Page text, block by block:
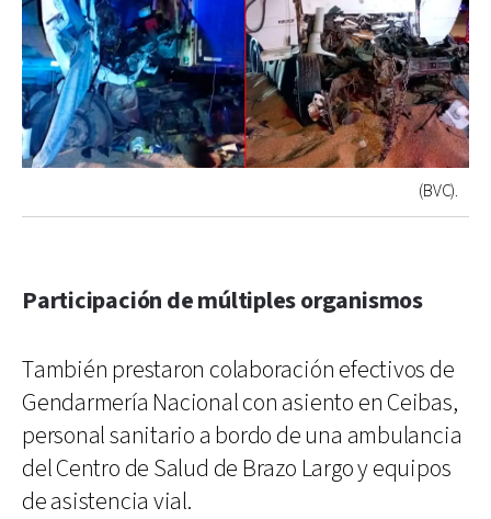
(BVC).
Participación de múltiples organismos
También prestaron colaboración efectivos de
Gendarmería Nacional con asiento en Ceibas,
personal sanitario a bordo de una ambulancia
del Centro de Salud de Brazo Largo y equipos
de asistencia vial.